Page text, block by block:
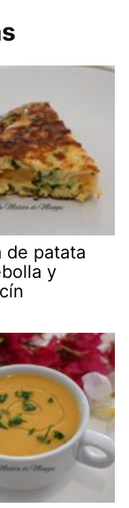
de patata
y